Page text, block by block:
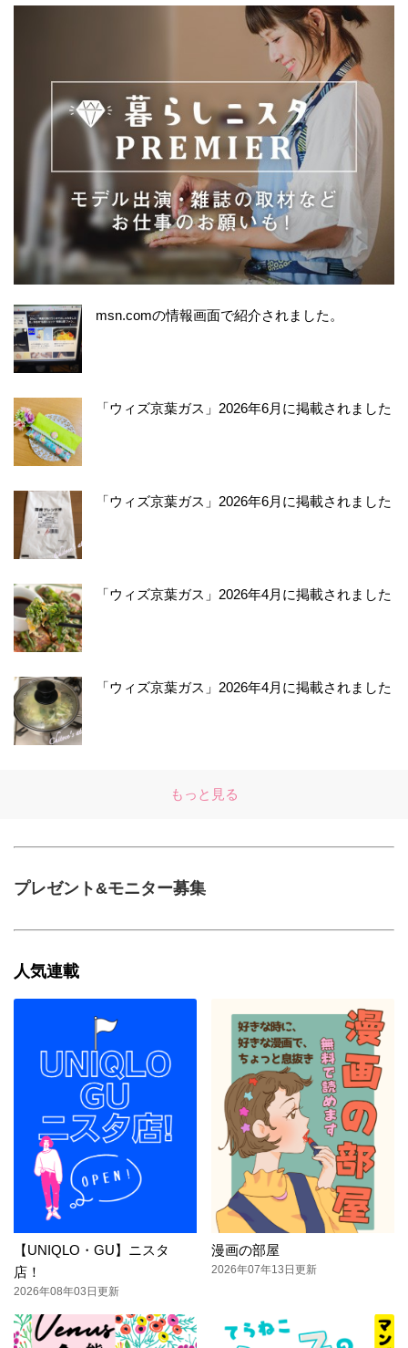
msn.comの情報画面で紹介されました。
「ウィズ京葉ガス」2026年6月に掲載されました
「ウィズ京葉ガス」2026年6月に掲載されました
「ウィズ京葉ガス」2026年4月に掲載されました
「ウィズ京葉ガス」2026年4月に掲載されました
もっと見る
プレゼント&モニター募集
人気連載
【UNIQLO・GU】ニスタ
店！
2026年08年03日更新
漫画の部屋
2026年07年13日更新